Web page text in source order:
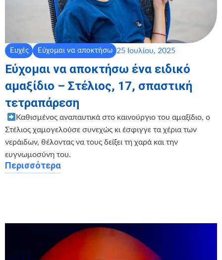
Ευχές Εύχομαι να αποκτήσω 25 Ιουλίου, 2025
Εύχομαι να αποκτήσω ένα ειδικό
αμαξίδιο – Στέλιος, 17, σπαστική
τετραπάρεση
Καθισμένος αναπαυτικά στο καινούργιο του αμαξίδιο, ο
Στέλιος χαμογελούσε συνεχώς κι έσφιγγε τα χέρια των
νεράιδων, θέλοντας να τους δείξει τη χαρά και την
ευγνωμοσύνη του.
Περισσότερα